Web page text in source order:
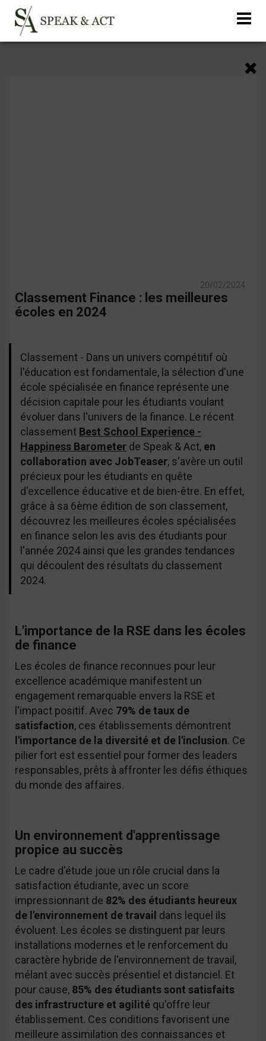
20/02/2024
Classement Finance : les meilleures
écoles en 2024
Classement - Dans un univers compétitif où
l'éducation est fondamentale, la sélection d'une
école spécialisée en finance représente une
décision capitale pour les étudiants voulant
évoluer dans l'univers de la finance. Le récent
classement Best School Experience -
Happiness Barometer de Speak & Act, en
collaboration avec JobTeaser, s'avère un outil
précieux pour les étudiants en quête
d'excellence éducative et de bien-être. En effet,
grâce à sa 6ème édition de son classement,
découvrez les meilleures écoles spécialisées
en finance selon les avis des étudiants pour
l'année 2024 ainsi que les grandes tendances
qui découlent des résultats du classement
2024.
L'importance de la RSE dans les écoles
de finance
Les écoles de finance reconnues pour leur
excellence académique manifestent un
engagement remarquable envers la RSE et
l'impact positif. Avec 79% de taux de
satisfaction, ces établissements démontrent
l'importance de la diversité et de l'inclusion. Ce
pilier fort est essentiel pour former des leaders
responsables, prêts à affronter les défis éthiques
du monde des affaires.
Un environnement d'apprentissage
propice au succès
Le cadre d'étude joue un rôle crucial dans la
satisfaction étudiante, avec un score
impressionnant de 82% des étudiants heureux
de l'environnement de travail dans lequel ils
évoluent. Les écoles se distinguent par leurs
installations modernes et le renforcement du
caractère hybride de l'environnement de travail,
mélant avec succès présentiel et distanciel. Et
pour cause, 85% des étudiants sont satisfaits
des infrastructure et agilité qu'offre leur
établissement. Ces conditions favorisent une
meilleure assimilation des connaissances et